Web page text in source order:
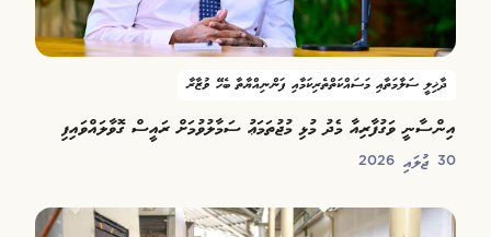
ދާޚިލީ ސަލާމަތާއި މަސައްކަތްތެރިކަމާއި ފަންނިއްޔާތާ ބެހޭ ވުޒާރާ
އިންސާނީ ވަގުފާރިއާ މެދު މުޅި މުޖުތަމަޢު ސަމާލުވުމަށް ރައީސް ގޮވާލައްވައިފި
30 ޖުލައި 2026